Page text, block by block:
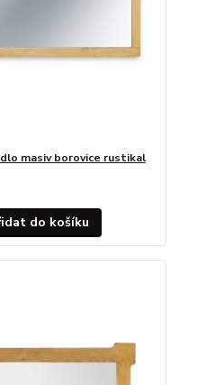
masiv borovice rustikal
do košíku